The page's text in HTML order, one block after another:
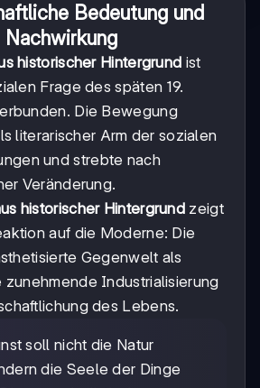
Bedeutung und
Nachwirkung
historischer Hintergrund ist
Frage des späten 19.
Die Bewegung
literarischer Arm der sozialen
und strebte nach
Veränderung.
historischer Hintergrund zeigt
auf die Moderne: Die
Gegenwelt als
Industrialisierung
des Lebens.
soll nicht die Natur
die Seele der Dinge